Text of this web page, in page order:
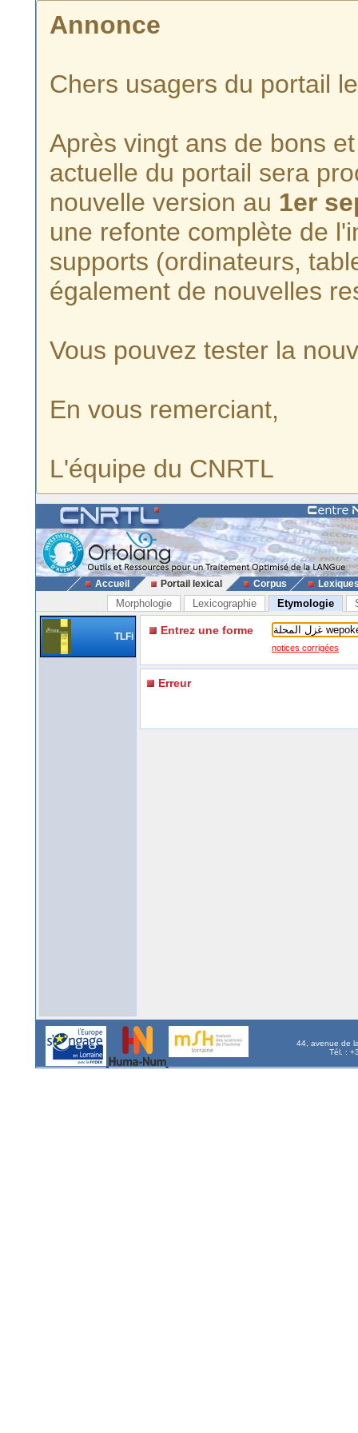
Annonce
Chers usagers du portail
Après vingt ans de bons
actuelle du portail sera
nouvelle version au 1er
une refonte complète de
supports (ordinateurs,
également de nouvelles
Vous pouvez tester la
En vous remerciant,
L'équipe du CNRTL
Accueil Portail lexical Corpus
Morphologie Lexicographie Etymologie
TLFi Entrez une forme
notices corrigées
Erreur
44, avenue de
Tél. :